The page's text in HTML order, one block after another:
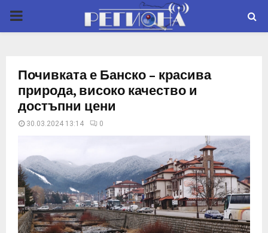
P
M
R
Y
Почивката е Банско – красива
природа, високо качество и
достъпни цени
30.03.2024 13:14 0